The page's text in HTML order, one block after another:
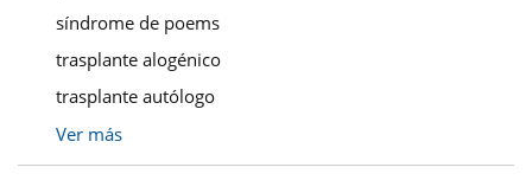
síndrome de poems
trasplante alogénico
trasplante autólogo
Ver más